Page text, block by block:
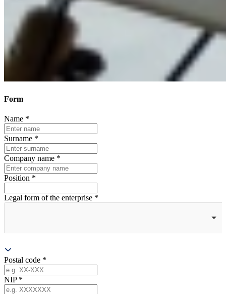
Form
Form
Name *
Surname *
Company name *
Position *
Legal form of the enterprise *
Postal code *
NIP *